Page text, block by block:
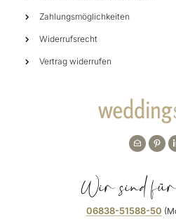
Zahlungsmöglichkeiten
Widerrufsrecht
Vertrag widerrufen
Wir sind für
06838-51588-50